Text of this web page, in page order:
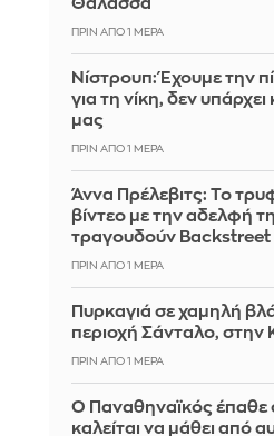
Θάλασσα
ΠΡΙΝ ΑΠΌ 1 ΜΈΡΑ
Νίστρουπ: Έχουμε την
για τη νίκη, δεν υπάρχει
μας
ΠΡΙΝ ΑΠΌ 1 ΜΈΡΑ
Άννα Πρέλεβιτς: Το
βίντεο με την αδελφή
τραγουδούν Backstreet
ΠΡΙΝ ΑΠΌ 1 ΜΈΡΑ
Πυρκαγιά σε χαμηλή
περιοχή Σάνταλο,
ΠΡΙΝ ΑΠΌ 1 ΜΈΡΑ
Ο Παναθηναϊκός
καλείται να μάθει από